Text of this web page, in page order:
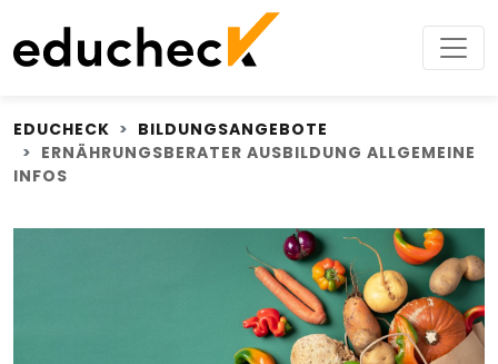
EDUCHECK
BILDUNGSANGEBOTE
ERNÄHRUNGSBERATER AUSBILDUNG ALLGEMEINE
INFOS